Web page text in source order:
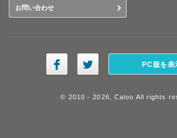
お問い合わせ
PC版を表
© 2010 - 2026, Caloo All rights